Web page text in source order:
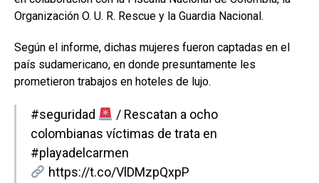
Organización O. U. R. Rescue y la Guardia Nacional.
Según el informe, dichas mujeres fueron captadas en el
país sudamericano, en donde presuntamente les
prometieron trabajos en hoteles de lujo.
#seguridad
/ Rescatan a ocho
colombianas víctimas de trata en
#playadelcarmen
https://t.co/VlDMzpQxpP